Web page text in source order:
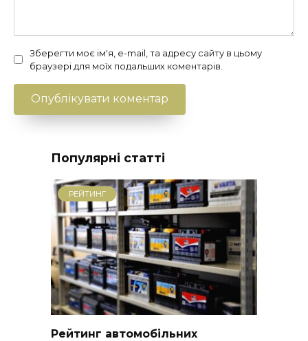
Зберегти моє ім'я, e-mail, та адресу сайту в цьому
браузері для моїх подальших коментарів.
Популярні статті
РЕЙТИНГ
Рейтинг автомобільних